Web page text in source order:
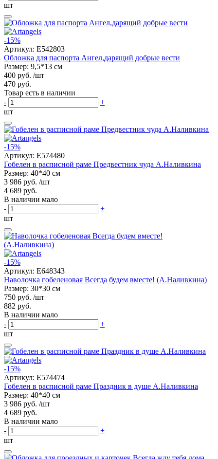
шт
-15%
Артикул: E542803
Обложка для паспорта Ангел,дарящий добрые вести
Размер: 9,5*13 см
400 руб. /шт
470 руб.
Товар есть в наличии
-
+
шт
-15%
Артикул: E574480
Гобелен в расписной раме Предвестник чуда А.Наливкина
Размер: 40*40 см
3 986 руб. /шт
4 689 руб.
В наличии мало
-
+
шт
-15%
Артикул: E648343
Наволочка гобеленовая Всегда будем вместе! (А.Наливкина)
Размер: 30*30 см
750 руб. /шт
882 руб.
В наличии мало
-
+
шт
-15%
Артикул: E574474
Гобелен в расписной раме Праздник в душе А.Наливкина
Размер: 40*40 см
3 986 руб. /шт
4 689 руб.
В наличии мало
-
+
шт